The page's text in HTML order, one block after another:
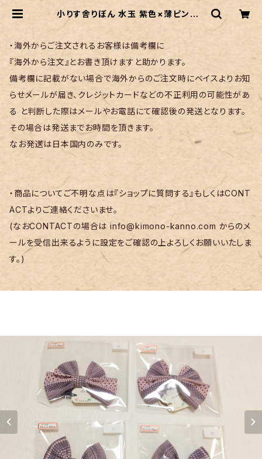
小りす舎りぼん 水玉 紫色×薄ピンク |
・海外からご注文されるお客様は備考欄に
『海外から注文』とお書き頂けますと助かります。
備考欄に記載がない場合で海外からのご注文時にベイスよりお知
らせメールが届き、クレジットカードなどの不正利用の可能性があ
る と判断した際はメールやお電話にて確認後の発送となります。
その場合は発送までお時間を頂きます。
なお発送は日本国内のみです。
・商品についてご不明な点は『ショップに質問する』もしくはCONT
ACTよりご連絡くださいませ。
(なおCONTACTの場合はinfo@kimono-kanno.com からのメ
ールを受信出来るように設定をご確認の上よろしくお願いいたしま
す。)